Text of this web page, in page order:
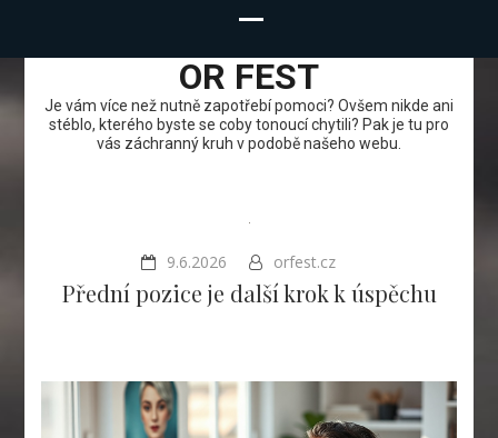
OR FEST
Je vám více než nutně zapotřebí pomoci? Ovšem nikde ani
stéblo, kterého byste se coby tonoucí chytili? Pak je tu pro
vás záchranný kruh v podobě našeho webu.
9.6.2026 orfest.cz
Přední pozice je další krok k úspěchu